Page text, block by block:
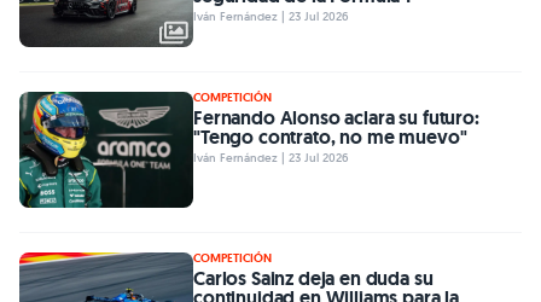
Iván Fernández | 23 Jul 2026
COMPETICIÓN
Fernando Alonso aclara su futuro:
"Tengo contrato, no me muevo"
Iván Fernández | 23 Jul 2026
COMPETICIÓN
Carlos Sainz deja en duda su